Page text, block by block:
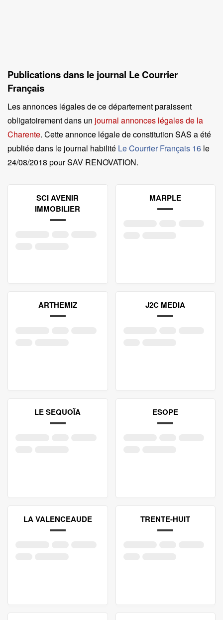
Publications dans le journal Le Courrier
Français
Les annonces légales de ce département paraissent
obligatoirement dans un journal annonces légales de la
Charente. Cette annonce légale de constitution SAS a été
publiée dans le journal habilité Le Courrier Français 16 le
24/08/2018 pour SAV RENOVATION.
SCI AVENIR
IMMOBILIER
MARPLE
ARTHEMIZ J2C MEDIA
LE SEQUOÏA ESOPE
LA VALENCEAUDE TRENTE-HUIT